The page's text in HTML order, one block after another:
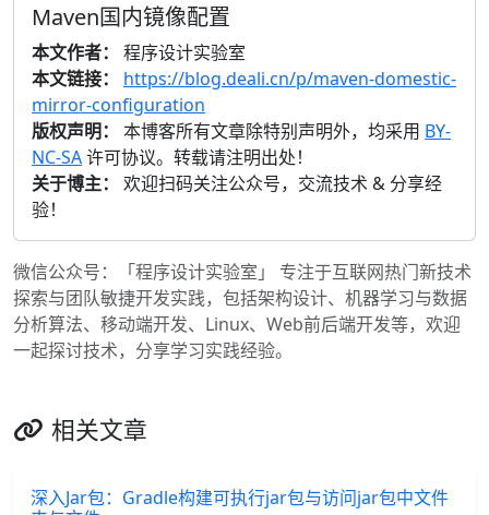
Maven国内镜像配置
本文作者：
程序设计实验室
本文链接：
https://blog.deali.cn/p/maven-domestic-
mirror-configuration
版权声明：
本博客所有文章除特别声明外，均采用 BY-
NC-SA许可协议。转载请注明出处！
关于博主：
欢迎扫码关注公众号，交流技术 & 分享经
验！
微信公众号：「程序设计实验室」 专注于互联网热门新技术
探索与团队敏捷开发实践，包括架构设计、机器学习与数据
分析算法、移动端开发、Linux、Web前后端开发等，欢迎
一起探讨技术，分享学习实践经验。
相关文章
深入Jar包：Gradle构建可执行jar包与访问jar包中文件